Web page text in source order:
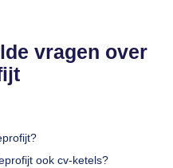
vragen over
ook cv-ketels?